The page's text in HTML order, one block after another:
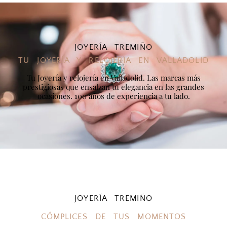
JOYERÍA TREMIÑO
TU JOYERÍA Y RELOJERÍA EN VALLADOLID
Tu Joyería y relojería en Valladolid. Las marcas más
prestigiosas que ensalzan tu elegancia en las grandes
ocasiones. 100 años de experiencia a tu lado.
JOYERÍA TREMIÑO
CÓMPLICES DE TUS MOMENTOS